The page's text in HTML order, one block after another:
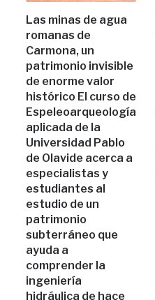
Las minas de agua
romanas de
Carmona, un
patrimonio invisible
de enorme valor
histórico El curso de
Espeleoarqueología
aplicada de la
Universidad Pablo
de Olavide acerca a
especialistas y
estudiantes al
estudio de un
patrimonio
subterráneo que
ayuda a
comprender la
ingeniería
hidráulica de hace